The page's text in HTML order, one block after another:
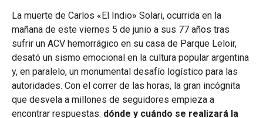
La muerte de Carlos «El Indio» Solari, ocurrida en la
mañana de este viernes 5 de junio a sus 77 años tras
sufrir un ACV hemorrágico en su casa de Parque Leloir,
desató un sismo emocional en la cultura popular argentina
y, en paralelo, un monumental desafío logístico para las
autoridades. Con el correr de las horas, la gran incógnita
que desvela a millones de seguidores empieza a
encontrar respuestas: dónde y cuándo se realizará la